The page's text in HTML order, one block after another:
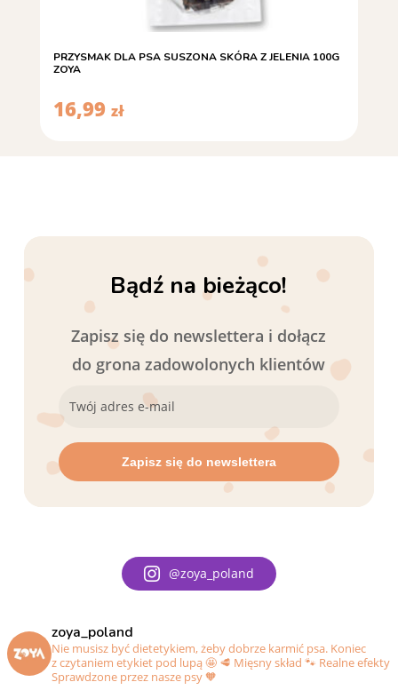
PRZYSMAK DLA PSA SUSZONA SKÓRA Z JELENIA 100G
ZOYA
16,99 zł
Bądź na bieżąco!
Zapisz się do newslettera i dołącz
do grona zadowolonych klientów
@zoya_poland
zoya_poland
Nie musisz być dietetykiem, żeby dobrze karmić psa. Koniec
z czytaniem etykiet pod lupą 🤩🥩 Mięsny skład 🐾 Realne efekty
Sprawdzone przez nasze psy 🧡